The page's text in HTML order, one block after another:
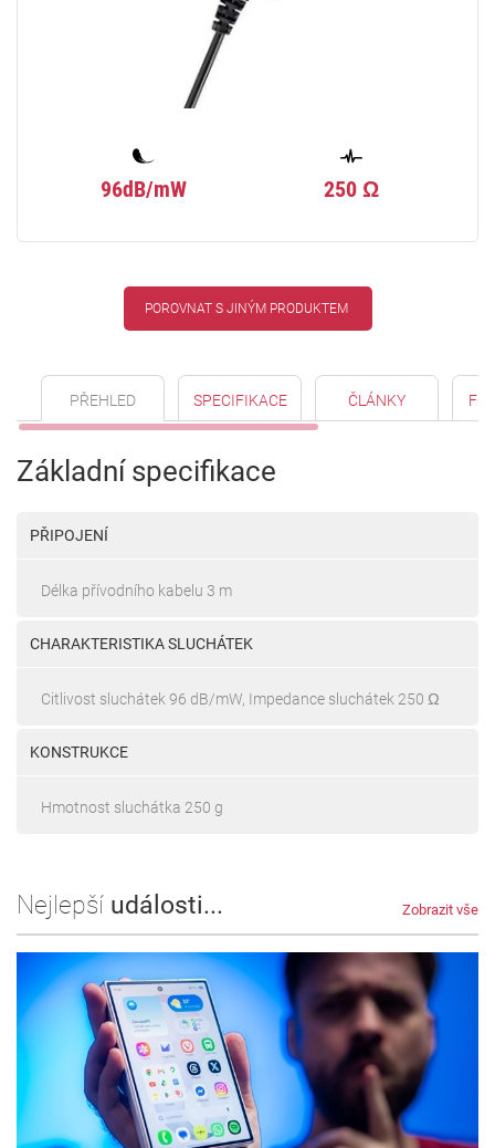
96dB/mW 250 Ω
POROVNAT S JINÝM PRODUKTEM
PŘEHLED SPECIFIKACE ČLÁNKY
Základní specifikace
PŘIPOJENÍ
Délka přívodního kabelu 3 m
CHARAKTERISTIKA SLUCHÁTEK
Citlivost sluchátek 96 dB/mW, Impedance sluchátek 250 Ω
KONSTRUKCE
Hmotnost sluchátka 250 g
Nejlepší události... Zobrazit vše